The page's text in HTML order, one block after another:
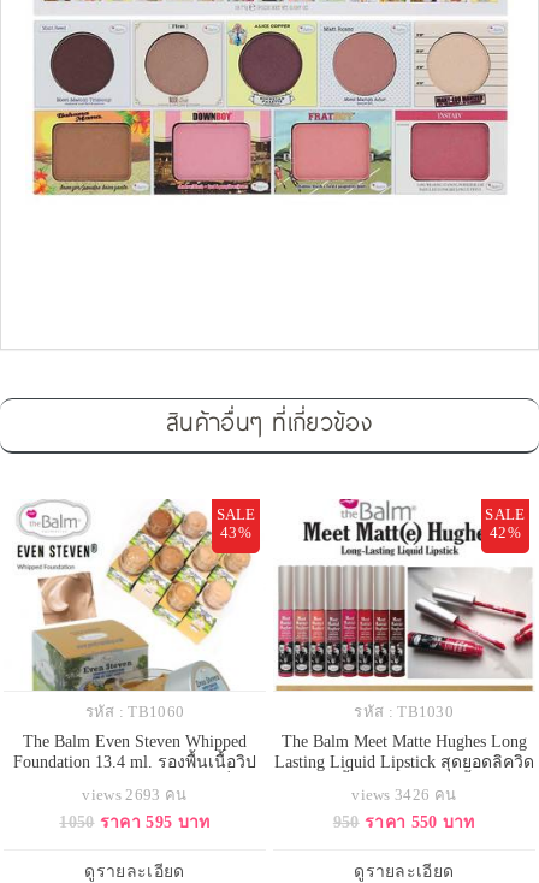
สินค้าอื่นๆ ที่เกี่ยวข้อง
SALE
43%
รหัส : TB1060
The Balm Even Steven Whipped
Foundation 13.4 ml. รองพื้นเนื้อวิป
ทำให้คุณตกหลุมรักในสัมผัสที่นุ่มลื่น
รองพื้นเนื้อมูส ให้สัมผัสนุ่ม บางเบา
ร้อนอย่างบ้านเรา ไม่เหนียวเหนอะ
views 2693 คน
1050 ราคา 595 บาท
ดูรายละเอียด
SALE
42%
รหัส : TB1030
The Balm Meet Matte Hughes Long
Lasting Liquid Lipstick สุดยอดลิควิด
ทนเพื่อความมั่นใจได้ยาวนานตลอด
ทั้งวัน กันน้ำ ติดทนสุดๆ ทาแล้วรู้สึก
ผสมของเมนทอล มาพร้อมกลิ่นวานิล
views 3426 คน
950 ราคา 550 บาท
ดูรายละเอียด